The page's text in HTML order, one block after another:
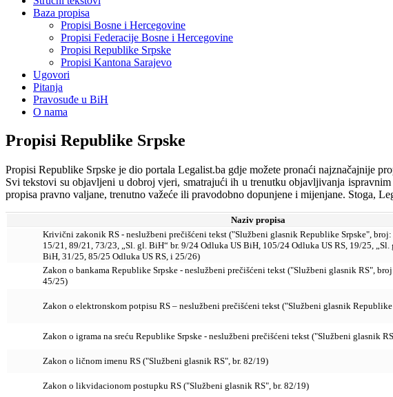
Baza propisa
Propisi Bosne i Hercegovine
Propisi Federacije Bosne i Hercegovine
Propisi Republike Srpske
Propisi Kantona Sarajevo
Ugovori
Pitanja
Pravosuđe u BiH
O nama
Propisi Republike Srpske
Propisi Republike Srpske je dio portala Legalist.ba gdje možete pronaći najznačajnije
Svi tekstovi su objavljeni u dobroj vjeri, smatrajući ih u trenutku objavljivanja
propisa pravno valjane, trenutno važeće ili pravodobno dopunjene i mijenjane. Stoga,
Naziv propisa
Krivični zakonik RS - neslužbeni prečišćeni tekst ("Službeni glasnik Republike Srpske",
15/21, 89/21, 73/23, „Sl. gl. BiH“ br. 9/24 Odluka US BiH, 105/24 Odluka US RS, 19/25,
BiH, 31/25, 85/25 Odluka US RS, i 25/26)
Zakon o bankama Republike Srpske - neslužbeni prečišćeni tekst ("Službeni glasnik RS",
45/25)
Zakon o elektronskom potpisu RS – neslužbeni prečišćeni tekst ("Službeni glasnik
Zakon o igrama na sreću Republike Srpske - neslužbeni prečišćeni tekst ("Službeni glasnik
Zakon o ličnom imenu RS ("Službeni glasnik RS", br. 82/19)
Zakon o likvidacionom postupku RS ("Službeni glasnik RS", br. 82/19)